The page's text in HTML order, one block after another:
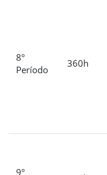
8º
Período
360h
9º